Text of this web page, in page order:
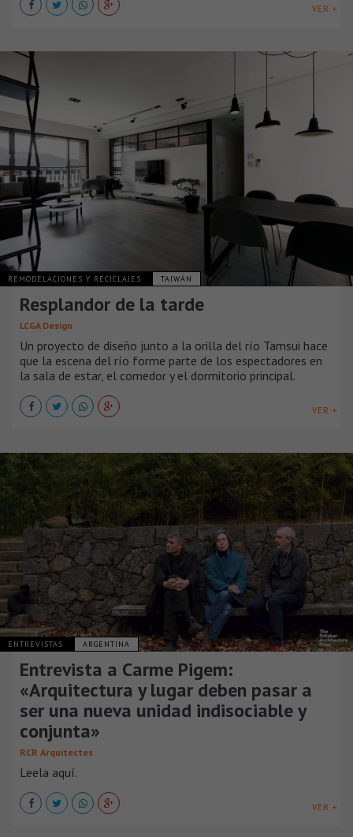
VER +
REMODELACIONES Y RECICLAJES TAIWÁN
Resplandor de la tarde
LCGA Design
Un proyecto de diseño junto a la orilla del río Tamsui hace
que la escena del río forme parte de los espectadores en
la sala de estar, el comedor y el dormitorio principal.
VER +
ENTREVISTAS ARGENTINA
Entrevista a Carme Pigem:
«Arquitectura y lugar deben pasar a
ser una nueva unidad indisociable y
conjunta»
RCR Arquitectes
Leela aquí.
VER +